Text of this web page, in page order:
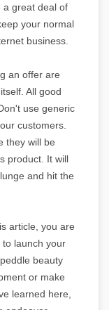
a great deal of
your normal
business.
an offer are
All good
use generic
customers.
they will be
product. It will
and hit the
article, you are
launch your
beauty
or make
learned here,